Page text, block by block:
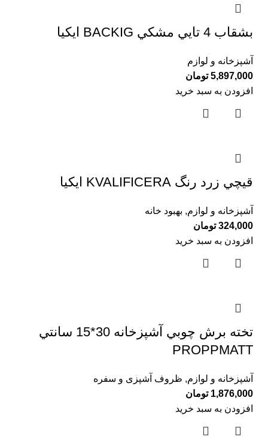
بشقاب 4 تايي مشكي BACKIG ايكيا
آشپزخانه و لوازم
5,897,000 تومان
افزودن به سبد خرید
قيچي زرد رنگ KVALIFICERA ايكيا
آشپزخانه و لوازم, بهبود خانه
324,000 تومان
افزودن به سبد خرید
تخته برش چوبي آشپزخانه 30*15 سانتي
PROPPMATT
آشپزخانه و لوازم, ظروف آشپزی و سفره
1,876,000 تومان
افزودن به سبد خرید